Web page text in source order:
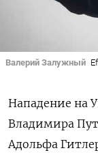
Валерий Залужный
Нападение на
Владимира
Адольфа